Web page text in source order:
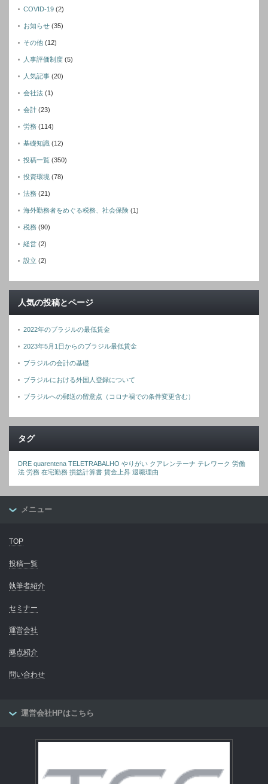
COVID-19 (2)
お知らせ (35)
その他 (12)
人事評価制度 (5)
人気記事 (20)
会社法 (1)
会計 (23)
労務 (114)
基礎知識 (12)
投稿一覧 (350)
投資環境 (78)
法務 (21)
海外勤務者をめぐる税務、社会保険 (1)
税務 (90)
経営 (2)
設立 (2)
人気の投稿とページ
2022年のブラジルの最低賃金
2023年5月1日からのブラジル最低賃金
ブラジルの会計の基礎
ブラジルにおける外国人登録について
ブラジルへの郵送の留意点（コロナ禍での条件変更含む）
タグ
DRE quarentena TELETRABALHO やりがい クアレンテーナ テレワーク 労働
法 労務 在宅勤務 損益計算書 賃金上昇 退職理由
メニュー
TOP
投稿一覧
執筆者紹介
セミナー
運営会社
拠点紹介
問い合わせ
運営会社HPはこちら